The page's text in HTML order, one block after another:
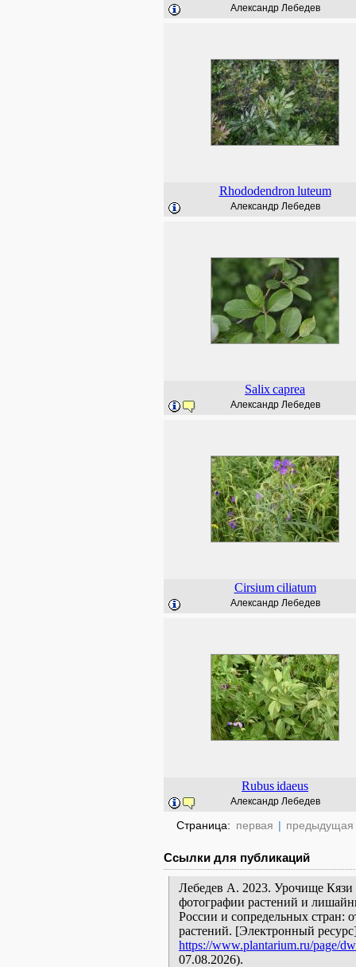
Александр Лебедев
Rhododendron luteum
Александр Лебедев
Salixcaprea
Александр Лебедев
Cirsium ciliatum
Александр Лебедев
Rubusidaeus
Александр Лебедев
Страница: первая | предыдущая
Ссылки для публикаций
Лебедев А. 2023. Урочище Кязи
фотографии растений и
России и сопредельных стран:
растений. [Электронный
https://www.plantarium.ru/page/
07.08.2026).